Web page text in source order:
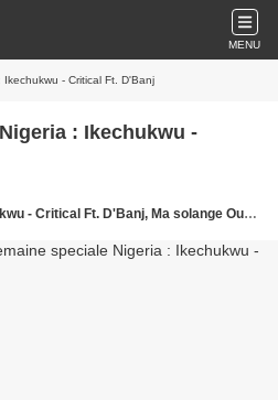
MENU
- Critical Ft. D'Banj
: Ikechukwu -
- Critical Ft. D'Banj, Ma solange Oussou